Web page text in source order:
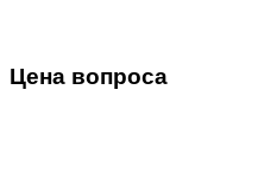
Цена вопроса